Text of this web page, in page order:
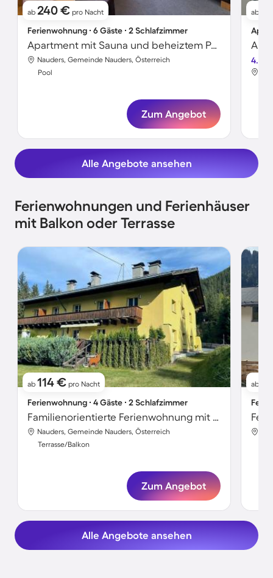
ab 240 € pro Nacht
Ferienwohnung ∙ 6 Gäste ∙ 2 Schlafzimmer
Apartment mit Sauna und beheiztem Pool | Bergblick | Ideal für Homeoffice
Nauders, Gemeinde Nauders, Österreich
Pool
Zum Angebot
ab
4.8
Alle Angebote ansehen
Ferienwohnungen und Ferienhäuser
mit Balkon oder Terrasse
ab 114 € pro Nacht
Ferienwohnung ∙ 4 Gäste ∙ 2 Schlafzimmer
Familienorientierte Ferienwohnung mit Garten, Grill und Terrasse | Bergblick | Haustiere sind willkommen
Nauders, Gemeinde Nauders, Österreich
Terrasse/Balkon
Zum Angebot
ab
Alle Angebote ansehen